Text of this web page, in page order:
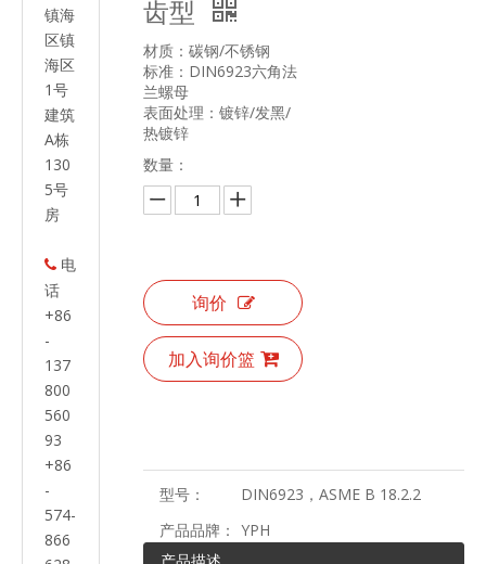
镇海
区镇
海区
1号
建筑
A栋
130
5号
房
 电
话
+86
-
137
800
560
93
+86
-
574-
866
齿型
材质：碳钢/不锈钢
标准：DIN6923六角法
兰螺母
表面处理：镀锌/发黑/
热镀锌
数量：
询价
加入询价篮
型号：
DIN6923，ASME B 18.2.2
产品品牌： YPH